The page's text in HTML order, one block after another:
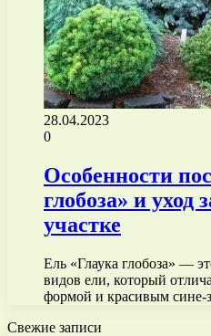
28.04.2023
0
Особенности
глобоза» и уход
участке
Ель «Глаука глобоза» —
видов ели, который
формой и красивым
Свежие записи